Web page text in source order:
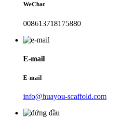
WeChat
008613718175880
E-mail
E-mail
info@huayou-scaffold.com